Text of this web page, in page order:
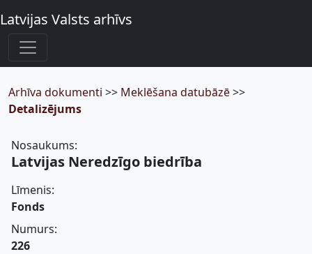
Latvijas Valsts arhīvs
Arhīva dokumenti >> Meklēšana datubāzē>>
Detalizējums
Nosaukums:
Latvijas Neredzīgo biedrība
Līmenis:
Fonds
Numurs:
226